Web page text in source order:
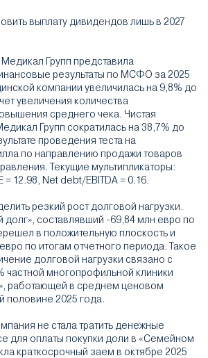
выплату дивидендов лишь в 2027
Групп представила
результаты по МСФО за 2025
компании увеличилась на 9,8% до
увеличения количества
среднего чека. Чистая
Групп сократилась на 38,7% до
проведения теста на
по направлению продажи товаров
Текущие мультипликаторы:
= 12.98, Net debt/EBITDA = 0.16.
резкий рост долговой нагрузки.
долг», составлявший -69,84 млн евро по
в положительную плоскость и
по итогам отчетного периода. Такое
долговой нагрузки связано с
частной многопрофильной клиники
работающей в среднем ценовом
половине 2025 года.
не стала тратить денежные
для оплаты покупки доли в «Семейном
краткосрочный заем в октябре 2025